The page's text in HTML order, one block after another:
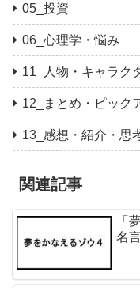
05_投資
06_心理学・悩み
11_人物・キャラク
12_まとめ・ピック
13_感想・紹介・思
関連記事
「
名